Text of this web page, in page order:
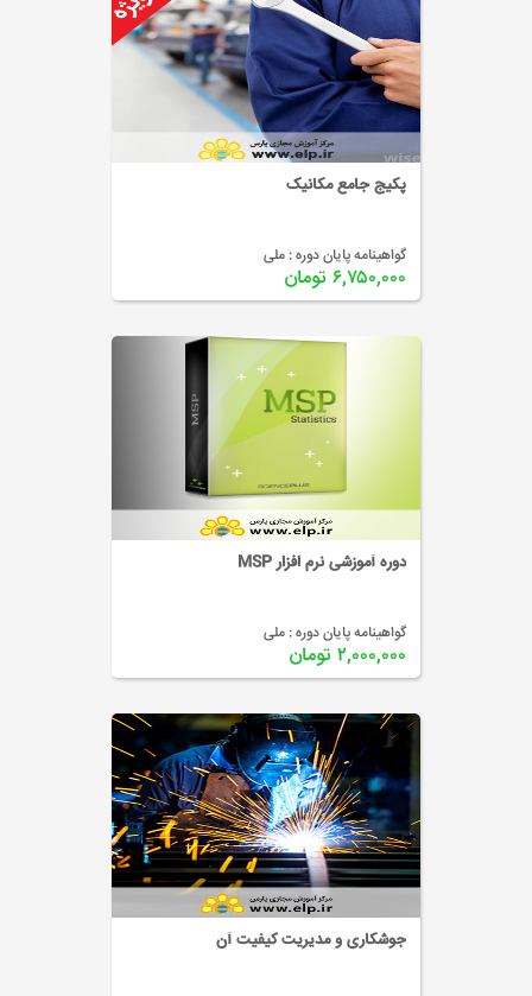
پکیج جامع مکانیک
گواهینامه پایان دوره : ملی
۶,۷۵۰,۰۰۰ تومان
دوره آموزشی نرم افزار MSP
گواهینامه پایان دوره : ملی
۲,۰۰۰,۰۰۰ تومان
جوشکاری و مدیریت کیفیت آن